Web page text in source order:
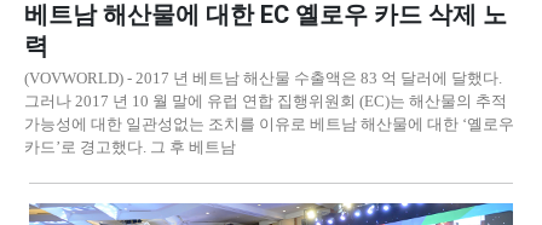
베트남 해산물에 대한 EC 옐로우 카드 삭제 노
력
(VOVWORLD) - 2017 년 베트남 해산물 수출액은 83 억 달러에 달했다.
그러나 2017 년 10 월 말에 유럽 연합 집행위원회 (EC)는 해산물의 추적
가능성에 대한 일관성없는 조치를 이유로 베트남 해산물에 대한 ‘옐로우
카드’로 경고했다. 그 후 베트남